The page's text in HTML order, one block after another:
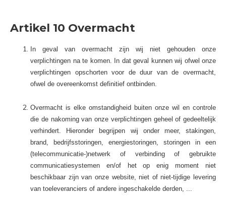
Artikel 10 Overmacht
In geval van overmacht zijn wij niet gehouden onze
verplichtingen na te komen. In dat geval kunnen wij ofwel onze
verplichtingen opschorten voor de duur van de overmacht,
ofwel de overeenkomst definitief ontbinden.
Overmacht is elke omstandigheid buiten onze wil en controle
die de nakoming van onze verplichtingen geheel of gedeeltelijk
verhindert. Hieronder begrijpen wij onder meer, stakingen,
brand, bedrijfsstoringen, energiestoringen, storingen in een
(telecommunicatie-)netwerk of verbinding of gebruikte
communicatiesystemen en/of het op enig moment niet
beschikbaar zijn van onze website, niet of niet-tijdige levering
van toeleveranciers of andere ingeschakelde derden, ...